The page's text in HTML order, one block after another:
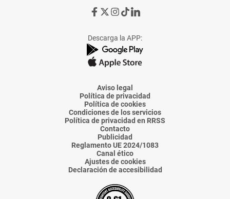
Ir
de
La
Voz
Almería
Ir
de
La
Voz
Almería
Ir
de
La
Voz
Almería
Ir
de
La
Voz
Almería
Ir
de
La
Voz
Descarga la APP:
Aviso legal
Política de privacidad
Política de cookies
Condiciones de los servicios
Política de privacidad en RRSS
Contacto
Publicidad
Reglamento UE 2024/1083
Canal ético
Ajustes de cookies
Declaración de accesibilidad